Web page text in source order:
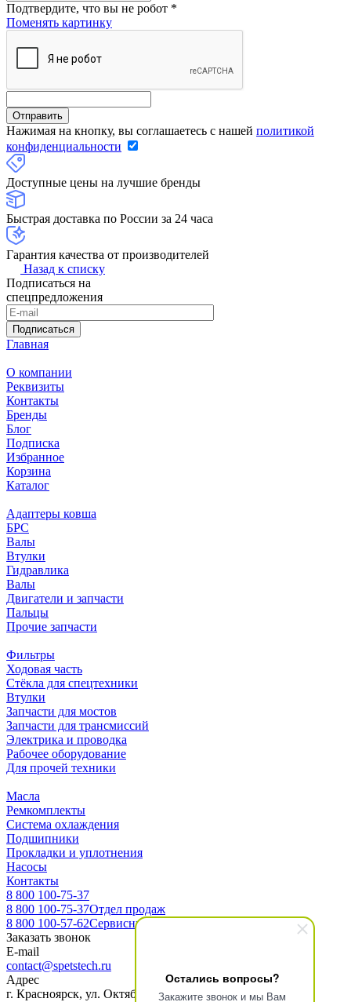
Остались вопросы?
Закажите звонок и мы Вам
Подтвердите, что вы не робот *
Поменять картинку
Нажимая на кнопку, вы соглашаетесь с нашей политикой
конфиденциальности
Доступные цены на лучшие бренды
Быстрая доставка по России за 24 часа
Гарантия качества от производителей
Назад к списку
Подписаться на
спецпредложения
Подписаться
Главная
О компании
Реквизиты
Контакты
Бренды
Блог
Подписка
Избранное
Корзина
Каталог
Адаптеры ковша
БРС
Валы
Втулки
Гидравлика
Валы
Двигатели и запчасти
Пальцы
Прочие запчасти
Фильтры
Ходовая часть
Стёкла для спецтехники
Втулки
Запчасти для мостов
Запчасти для трансмиссий
Электрика и проводка
Рабочее оборудование
Для прочей техники
Масла
Ремкомплекты
Система охлаждения
Подшипники
Прокладки и уплотнения
Насосы
Контакты
8 800 100-75-37
8 800 100-75-37Отдел продаж
8 800 100-57-62Сервисный центр
Заказать звонок
E-mail
contact@spetstech.ru
Адрес
г. Красноярск, ул. Октябрьская 16, офис 3-10